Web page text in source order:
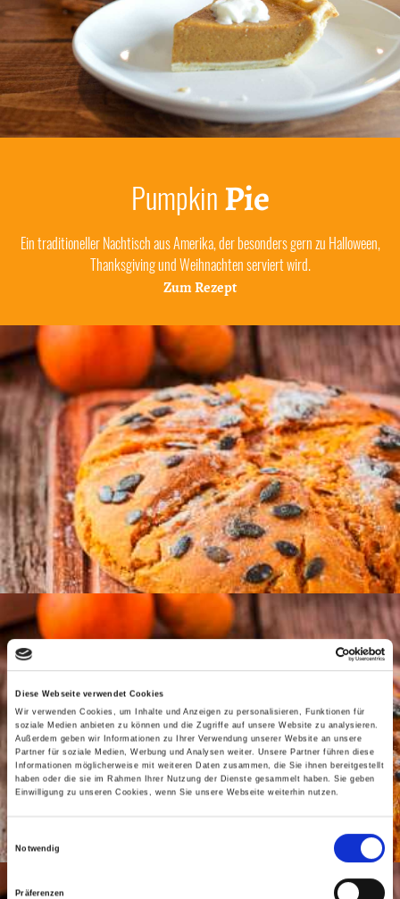
Diese Webseite verwendet Cookies
Wir verwenden Cookies, um Inhalte und Anzeigen zu personalisieren, Funktionen für
soziale Medien anbieten zu können und die Zugriffe auf unsere Website zu analysieren.
Außerdem geben wir Informationen zu Ihrer Verwendung unserer Website an unsere
Partner für soziale Medien, Werbung und Analysen weiter. Unsere Partner führen diese
Informationen möglicherweise mit weiteren Daten zusammen, die Sie ihnen bereitgestellt
haben oder die sie im Rahmen Ihrer Nutzung der Dienste gesammelt haben. Sie geben
Einwilligung zu unseren Cookies, wenn Sie unsere Webseite weiterhin nutzen.
Notwendig
Präferenzen
PumpkinPie
Ein traditioneller Nachtisch aus Amerika, der besonders gern zu Halloween,
Thanksgiving und Weihnachten serviert wird.
Zum Rezept